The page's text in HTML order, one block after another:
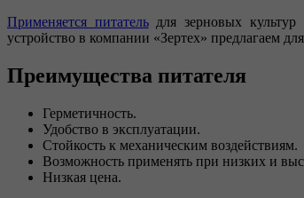
Применяется питательдля зерновых культур
устройство в компании «Зертех» предлагаем
Преимущества питателя
Герметичность.
Удобство в эксплуатации.
Стойкость к механическим воздействиям.
Возможность применять при низких и
Низкая цена.